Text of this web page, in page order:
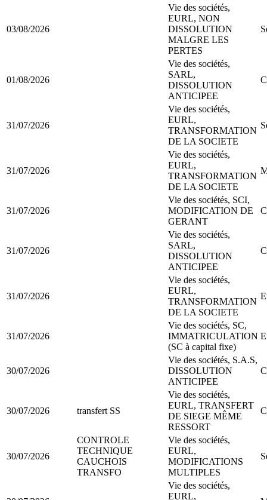
03/08/2026
Vie des sociétés,
EURL, NON
DISSOLUTION
MALGRE LES
PERTES
01/08/2026
Vie des sociétés,
SARL,
DISSOLUTION
ANTICIPEE
31/07/2026
Vie des sociétés,
EURL,
TRANSFORMATION
DE LA SOCIETE
31/07/2026
Vie des sociétés,
EURL,
TRANSFORMATION
DE LA SOCIETE
31/07/2026
Vie des sociétés, SCI,
MODIFICATION DE
GERANT
31/07/2026
Vie des sociétés,
SARL,
DISSOLUTION
ANTICIPEE
31/07/2026
Vie des sociétés,
EURL,
TRANSFORMATION
DE LA SOCIETE
31/07/2026
Vie des sociétés, SC,
IMMATRICULATION
(SC à capital fixe)
30/07/2026
Vie des sociétés, S.A.S,
DISSOLUTION
ANTICIPEE
30/07/2026 transfert SS
Vie des sociétés,
EURL, TRANSFERT
DE SIEGE MÊME
RESSORT
30/07/2026
CONTROLE
TECHNIQUE
CAUCHOIS
TRANSFO
Vie des sociétés,
EURL,
MODIFICATIONS
MULTIPLES
Vie des sociétés,
EURL,